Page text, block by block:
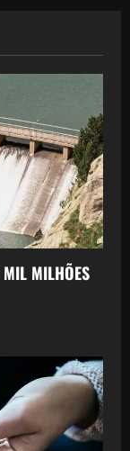
MILHÕES